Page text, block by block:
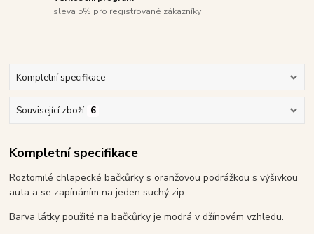
sleva 5% pro registrované zákazníky
Kompletní specifikace
Související zboží 6
Kompletní specifikace
Roztomilé chlapecké bačkůrky s oranžovou podrážkou s výšivkou
auta a se zapínáním na jeden suchý zip.
Barva látky použité na bačkůrky je modrá v džínovém vzhledu.